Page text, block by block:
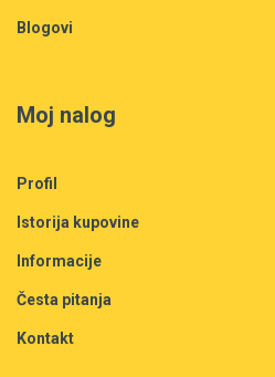
Blogovi
Moj nalog
Profil
Istorija kupovine
Informacije
Česta pitanja
Kontakt